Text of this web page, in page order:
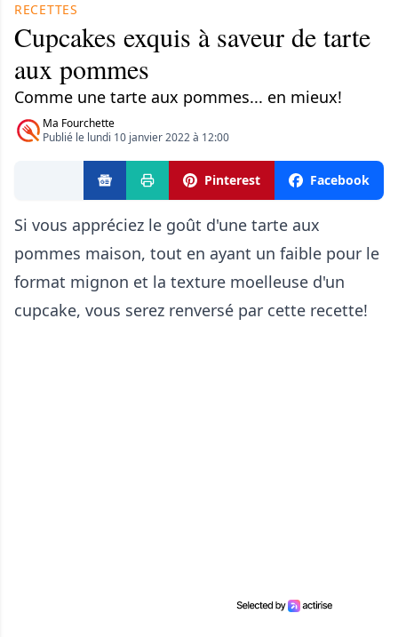
RECETTES
Cupcakes exquis à saveur de tarte
aux pommes
Comme une tarte aux pommes... en mieux!
Ma Fourchette
Publié le lundi 10 janvier 2022 à 12:00
Pinterest Facebook
Si vous appréciez le goût d'une tarte aux
pommes maison, tout en ayant un faible pour le
format mignon et la texture moelleuse d'un
cupcake, vous serez renversé par cette recette!